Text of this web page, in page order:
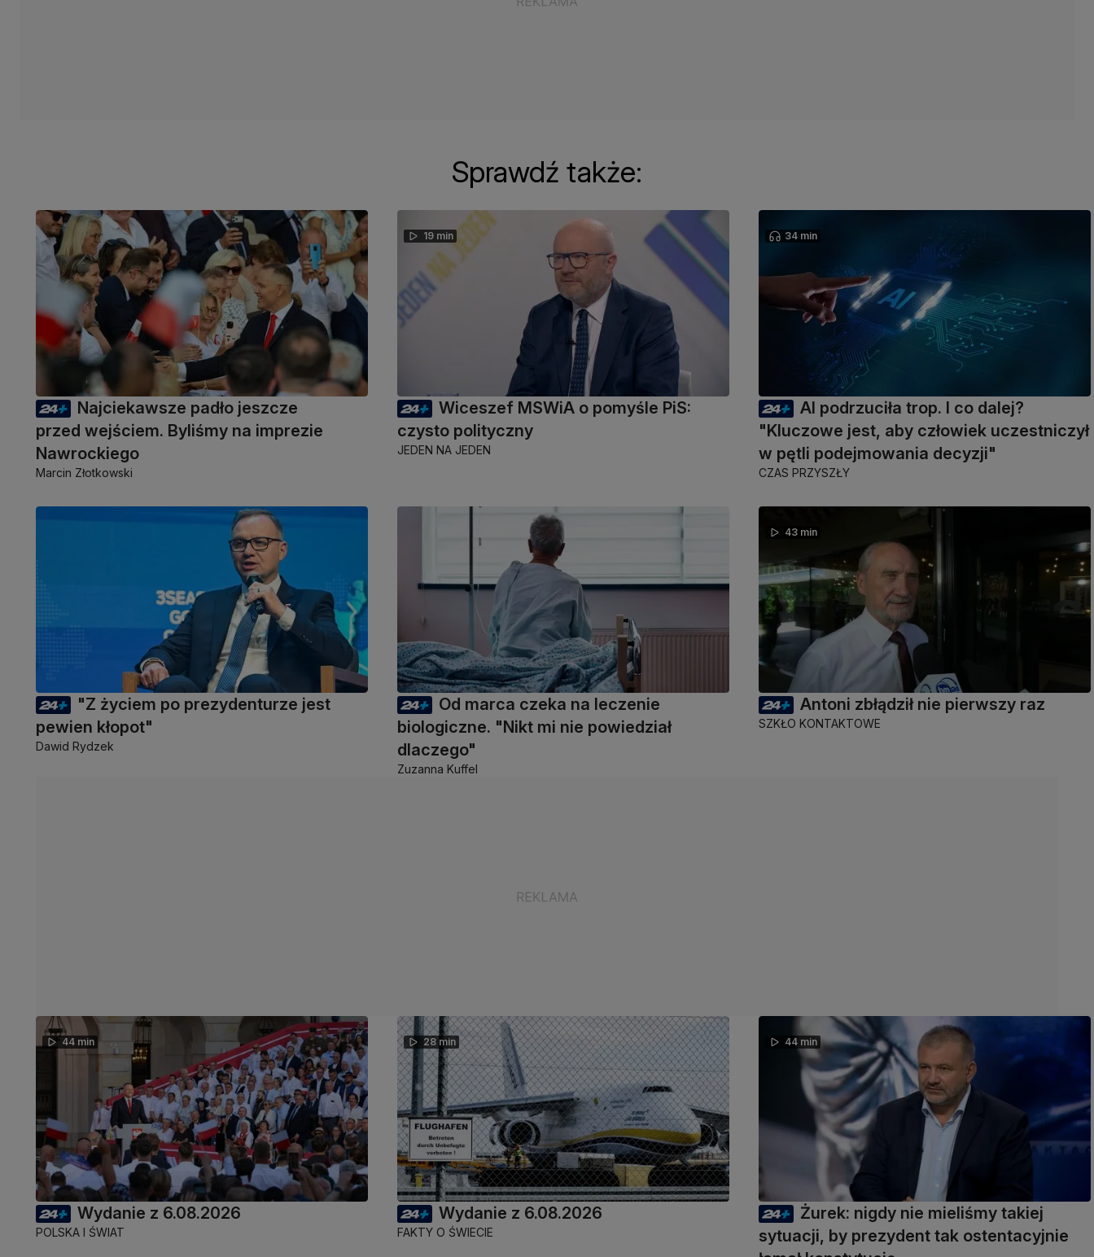
Sprawdź także:
Najciekawsze padło jeszcze
przed wejściem. Byliśmy na imprezie
Nawrockiego
Marcin Złotkowski
19 min
Wiceszef MSWiA o pomyśle PiS:
czysto polityczny
JEDEN NA JEDEN
34 min
AI podrzuciła trop. I co dalej?
"Kluczowe jest, aby człowiek uczestniczył
w pętli podejmowania decyzji"
CZAS PRZYSZŁY
"Z życiem po prezydenturze jest
pewien kłopot"
Dawid Rydzek
Od marca czeka na leczenie
biologiczne. "Nikt mi nie powiedział
dlaczego"
Zuzanna Kuffel
43 min
Antoni zbłądził nie pierwszy raz
SZKŁO KONTAKTOWE
44 min
Wydanie z 6.08.2026
POLSKA I ŚWIAT
28 min
Wydanie z 6.08.2026
FAKTY O ŚWIECIE
44 min
Żurek: nigdy nie mieliśmy takiej
sytuacji, by prezydent tak ostentacyjnie